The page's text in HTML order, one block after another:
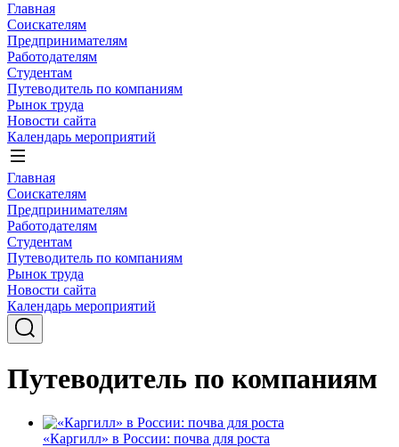
Главная
Соискателям
Предпринимателям
Работодателям
Студентам
Путеводитель по компаниям
Рынок труда
Новости сайта
Календарь мероприятий
Главная
Соискателям
Предпринимателям
Работодателям
Студентам
Путеводитель по компаниям
Рынок труда
Новости сайта
Календарь мероприятий
Путеводитель по компаниям
«Каргилл» в России: почва для роста